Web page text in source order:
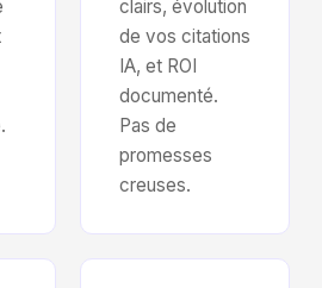
clairs, évolution
de vos citations
IA, et ROI
documenté.
Pas de
promesses
creuses.